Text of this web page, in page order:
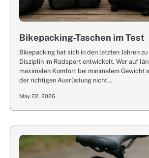
Bikepacking-Taschen im Test
Bikepacking hat sich in den letzten Jahren
Disziplin im Radsport entwickelt. Wer auf
maximalen Komfort bei minimalem Gewicht
der richtigen Ausrüstung nicht…
May 22, 2026